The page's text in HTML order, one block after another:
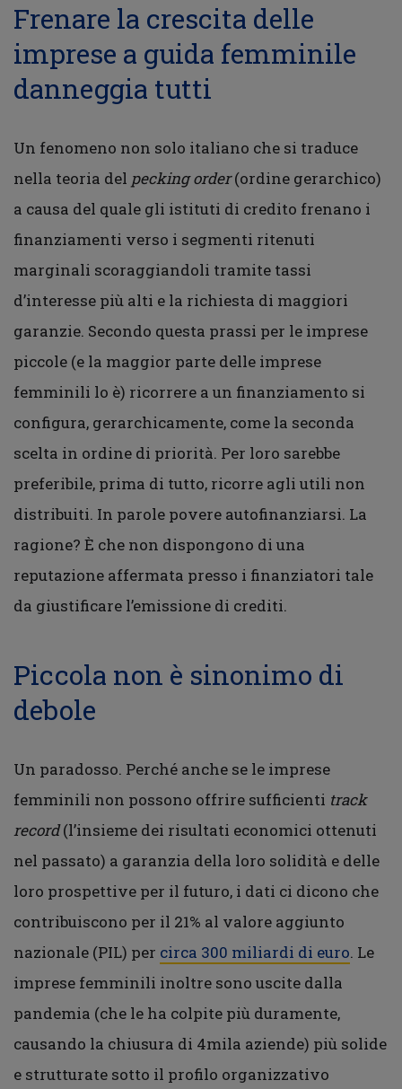
Frenare la crescita delle
imprese a guida femminile
danneggia tutti
Un fenomeno non solo italiano che si traduce
nella teoria del pecking order(ordine gerarchico)
a causa del quale gli istituti di credito frenano i
finanziamenti verso i segmenti ritenuti
marginali scoraggiandoli tramite tassi
d’interesse più alti e la richiesta di maggiori
garanzie. Secondo questa prassi per le imprese
piccole (e la maggior parte delle imprese
femminili lo è) ricorrere a un finanziamento si
configura, gerarchicamente, come la seconda
scelta in ordine di priorità. Per loro sarebbe
preferibile, prima di tutto, ricorre agli utili non
distribuiti. In parole povere autofinanziarsi. La
ragione? È che non dispongono di una
reputazione affermata presso i finanziatori tale
da giustificare l’emissione di crediti.
Piccola non è sinonimo di
debole
Un paradosso. Perché anche se le imprese
femminili non possono offrire sufficienti track
record(l’insieme dei risultati economici ottenuti
nel passato) a garanzia della loro solidità e delle
loro prospettive per il futuro, i dati ci dicono che
contribuiscono per il 21% al valore aggiunto
nazionale (PIL) per circa 300 miliardi di euro. Le
imprese femminili inoltre sono uscite dalla
pandemia (che le ha colpite più duramente,
causando la chiusura di 4mila aziende) più solide
e strutturate sotto il profilo organizzativo